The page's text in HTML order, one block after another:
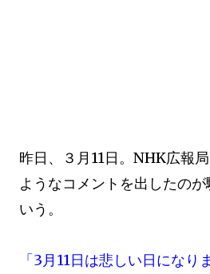
昨日、３月11日。NHK広報
ようなコメントを出したの
いう。
「3月11日は悲しい日になり